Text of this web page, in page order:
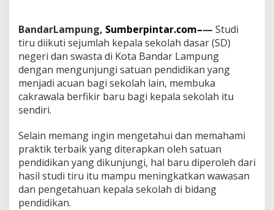
m
p
u
n
g
U
n
k
(
A
T
M
BandarLampung, Sumberpintar.com–— Studi
tiru diikuti sejumlah kepala sekolah dasar (SD)
negeri dan swasta di Kota Bandar Lampung
dengan mengunjungi satuan pendidikan yang
menjadi acuan bagi sekolah lain, membuka
cakrawala berfikir baru bagi kepala sekolah itu
sendiri.
Selain memang ingin mengetahui dan memahami
praktik terbaik yang diterapkan oleh satuan
pendidikan yang dikunjungi, hal baru diperoleh dari
hasil studi tiru itu mampu meningkatkan wawasan
dan pengetahuan kepala sekolah di bidang
pendidikan.